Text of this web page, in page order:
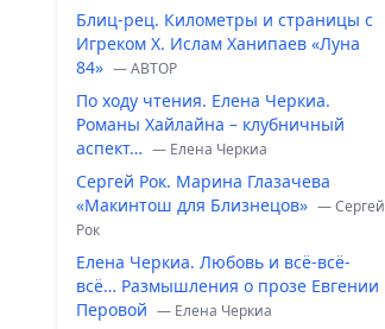
Блиц-рец. Километры и страницы с
Игреком Х. Ислам Ханипаев «Луна
84» — ABTOP
По ходу чтения. Елена Черкиа.
Романы Хайлайна – клубничный
аспект… — Елена Черкиа
Сергей Рок. Марина Глазачева
«Макинтош для Близнецов» — Сергей
Рок
Елена Черкиа. Любовь и всё-всё-
всё… Размышления о прозе Евгении
Перовой — Елена Черкиа